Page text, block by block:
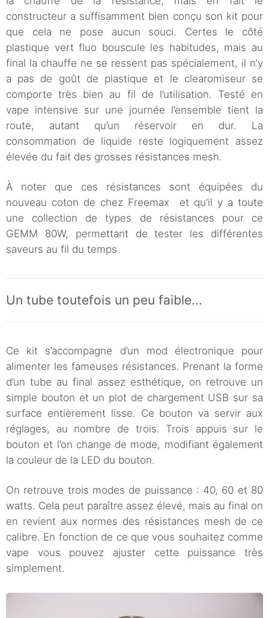
constructeur a suffisamment bien conçu son kit pour
que cela ne pose aucun souci. Certes le côté
plastique vert fluo bouscule les habitudes, mais au
final la chauffe ne se ressent pas spécialement, il n’y
a pas de goût de plastique et le clearomiseur se
comporte très bien au fil de l’utilisation. Testé en
vape intensive sur une journée l’ensemble tient la
route, autant qu’un réservoir en dur. La
consommation de liquide reste logiquement assez
élevée du fait des grosses résistances mesh.
À noter que ces résistances sont équipées du
nouveau coton de chez Freemax et qu’il y a toute
une collection de types de résistances pour ce
GEMM 80W, permettant de tester les différentes
saveurs au fil du temps
Un tube toutefois un peu faible...
Ce kit s’accompagne d’un mod électronique pour
alimenter les fameuses résistances. Prenant la forme
d’un tube au final assez esthétique, on retrouve un
simple bouton et un plot de chargement USB sur sa
surface entièrement lisse. Ce bouton va servir aux
réglages, au nombre de trois. Trois appuis sur le
bouton et l’on change de mode, modifiant également
la couleur de la LED du bouton.
On retrouve trois modes de puissance : 40, 60 et 80
watts. Cela peut paraître assez élevé, mais au final on
en revient aux normes des résistances mesh de ce
calibre. En fonction de ce que vous souhaitez comme
vape vous pouvez ajuster cette puissance très
simplement.